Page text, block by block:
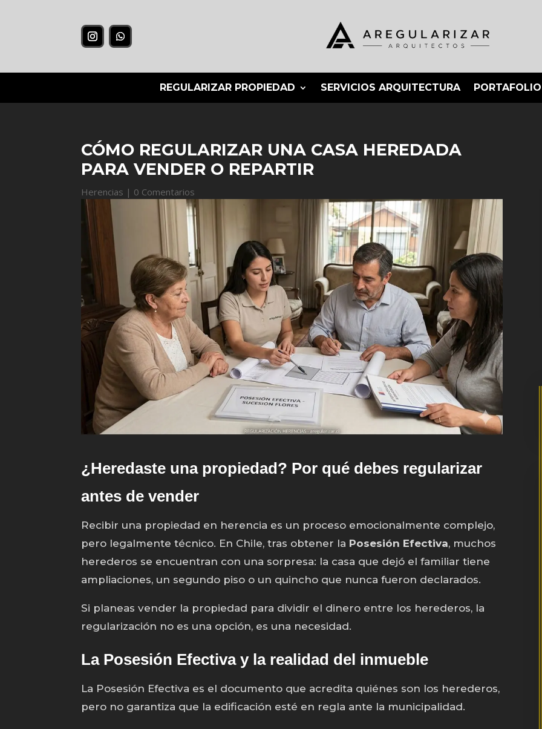
REGULARIZAR PROPIEDAD SERVICIOS ARQUITECTURA PORTAFOLIO
CÓMO REGULARIZAR UNA CASA HEREDADA
PARA VENDER O REPARTIR
Herencias | 0 Comentarios
¿Heredaste una propiedad? Por qué debes regularizar
antes de vender
Recibir una propiedad en herencia es un proceso emocionalmente complejo,
pero legalmente técnico. En Chile, tras obtener la Posesión Efectiva, muchos
herederos se encuentran con una sorpresa: la casa que dejó el familiar tiene
ampliaciones, un segundo piso o un quincho que nunca fueron declarados.
Si planeas vender la propiedad para dividir el dinero entre los herederos, la
regularización no es una opción, es una necesidad.
La Posesión Efectiva y la realidad del inmueble
La Posesión Efectiva es el documento que acredita quiénes son los herederos,
pero no garantiza que la edificación esté en regla ante la municipalidad.